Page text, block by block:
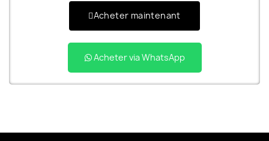
Acheter maintenant
Acheter via WhatsApp